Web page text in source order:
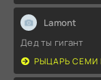
Lamont
Дед ты гигант
РЫЦАРЬ СЕМИ